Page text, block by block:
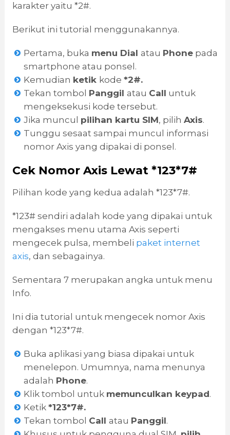
karakter yaitu *2#.
Berikut ini tutorial menggunakannya.
Pertama, buka menu Dial atau Phonepada
smartphone atau ponsel.
Kemudian ketik kode *2#.
Tekan tombol Panggil atau Call untuk
mengeksekusi kode tersebut.
Jika muncul pilihan kartu SIM, pilih Axis.
Tunggu sesaat sampai muncul informasi
nomor Axis yang dipakai di ponsel.
Cek Nomor Axis Lewat *123*7#
Pilihan kode yang kedua adalah *123*7#.
*123# sendiri adalah kode yang dipakai untuk
mengakses menu utama Axis seperti
mengecek pulsa, membeli paket internet
axis, dan sebagainya.
Sementara 7 merupakan angka untuk menu
Info.
Ini dia tutorial untuk mengecek nomor Axis
dengan *123*7#.
Buka aplikasi yang biasa dipakai untuk
menelepon. Umumnya, nama menunya
adalah Phone.
Klik tombol untuk memunculkan keypad.
Ketik *123*7#.
Tekan tombol Call atau Panggil.